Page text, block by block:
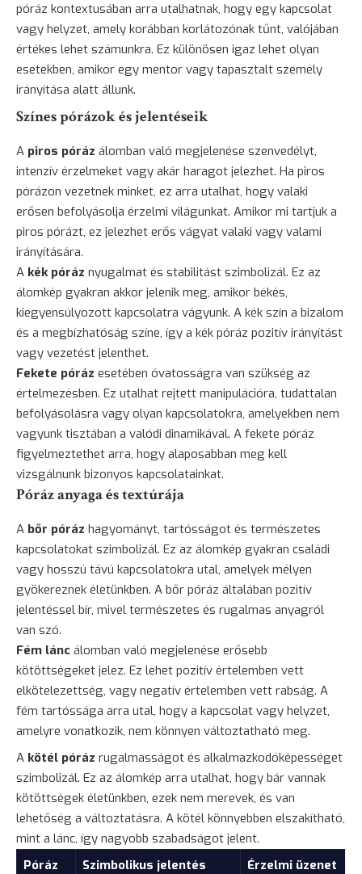
póráz kontextusában arra utalhatnak, hogy egy kapcsolat
vagy helyzet, amely korábban korlátozónak tűnt, valójában
értékes lehet számunkra. Ez különösen igaz lehet olyan
esetekben, amikor egy mentor vagy tapasztalt személy
irányítása alatt állunk.
Színes pórázok és jelentéseik
A piros póráz álomban való megjelenése szenvedélyt,
intenzív érzelmeket vagy akár haragot jelezhet. Ha piros
pórázon vezetnek minket, ez arra utalhat, hogy valaki
erősen befolyásolja érzelmi világunkat. Amikor mi tartjuk a
piros pórázt, ez jelezhet erős vágyat valaki vagy valami
irányítására.
A kék póráz nyugalmat és stabilitást szimbolizál. Ez az
álomkép gyakran akkor jelenik meg, amikor békés,
kiegyensúlyozott kapcsolatra vágyunk. A kék szín a bizalom
és a megbízhatóság színe, így a kék póráz pozitív irányítást
vagy vezetést jelenthet.
Fekete póráz esetében óvatosságra van szükség az
értelmezésben. Ez utalhat rejtett manipulációra, tudattalan
befolyásolásra vagy olyan kapcsolatokra, amelyekben nem
vagyunk tisztában a valódi dinamikával. A fekete póráz
figyelmeztethet arra, hogy alaposabban meg kell
vizsgálnunk bizonyos kapcsolatainkat.
Póráz anyaga és textúrája
A bőr póráz hagyományt, tartósságot és természetes
kapcsolatokat szimbolizál. Ez az álomkép gyakran családi
vagy hosszú távú kapcsolatokra utal, amelyek mélyen
gyökereznek életünkben. A bőr póráz általában pozitív
jelentéssel bír, mivel természetes és rugalmas anyagról
van szó.
Fém lánc álomban való megjelenése erősebb
kötöttségeket jelez. Ez lehet pozitív értelemben vett
elkötelezettség, vagy negatív értelemben vett rabság. A
fém tartóssága arra utal, hogy a kapcsolat vagy helyzet,
amelyre vonatkozik, nem könnyen változtatható meg.
A kötél póráz rugalmasságot és alkalmazkodóképességet
szimbolizál. Ez az álomkép arra utalhat, hogy bár vannak
kötöttségek életünkben, ezek nem merevek, és van
lehetőség a változtatásra. A kötél könnyebben elszakítható,
mint a lánc, így nagyobb szabadságot jelent.
Póráz
Szimbolikus jelentés Érzelmi üzenet